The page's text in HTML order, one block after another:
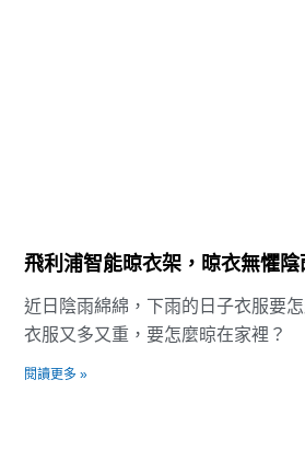
飛利浦智能晾衣架，晾衣無懼陰
近日陰雨綿綿，下雨的日子衣服要
衣服又多又重，要怎麼晾在家裡？
閱讀更多 »